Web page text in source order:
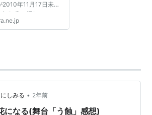
2010年11月17日未
気帯び運転をしてい
た。 当然ながら本行
しみる • 2年前
になる(舞台「う蝕」感想)